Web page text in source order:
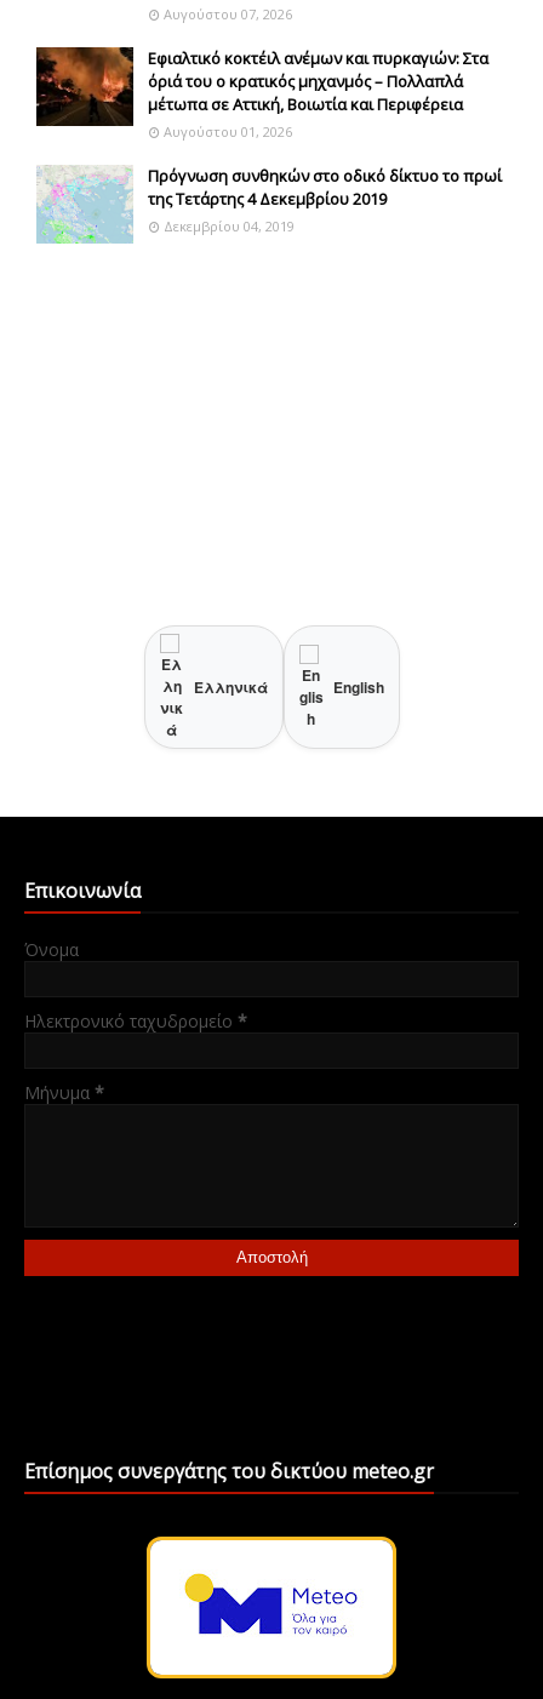
Αυγούστου 07, 2026
Εφιαλτικό κοκτέιλ ανέμων και πυρκαγιών: Στα
όριά του ο κρατικός μηχανμός – Πολλαπλά
μέτωπα σε Αττική, Βοιωτία και Περιφέρεια
Αυγούστου 01, 2026
Πρόγνωση συνθηκών στο οδικό δίκτυο το πρωί
της Τετάρτης 4 Δεκεμβρίου 2019
Δεκεμβρίου 04, 2019
Ελληνικά English
Επικοινωνία
Όνομα
Ηλεκτρονικό ταχυδρομείο *
Μήνυμα *
Επίσημος συνεργάτης του δικτύου meteo.gr